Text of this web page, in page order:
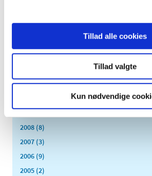
Tillad alle cookies
Tillad valgte
Kun nødvendige
2013 (49)
2011 (13)
2008 (8)
2007 (3)
2006 (9)
2005 (2)